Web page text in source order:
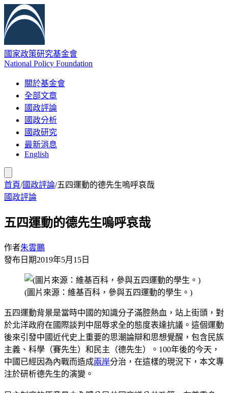
國家政策研究基金會
National Policy Foundation
關於基金會
全部文章
國政評論
國政分析
國政研究
最新消息
English
首頁/國政評論/五四運動的德先生嗚呼哀哉
國政評論
五四運動的德先生嗚呼哀哉
作者朱雲鵬
發布日期2019年5月15日
(圖片來源：維基百科，參與五四運動的學生。)
五四運動背景是當時中國的知識分子滿腔熱血，站上街頭，對
於北洋政府在國際談判中屈辱求全的態度表達抗議。這個運動
後來引發中國近代史上重要的思潮論辯和思想覺醒，包含民族
主義、科學（賽先生）和民主（德先生）。100年後的今天，
中國已經因為內戰而造成兩岸分治，在這樣的現況下，本文專
注於研析德先生的演變。